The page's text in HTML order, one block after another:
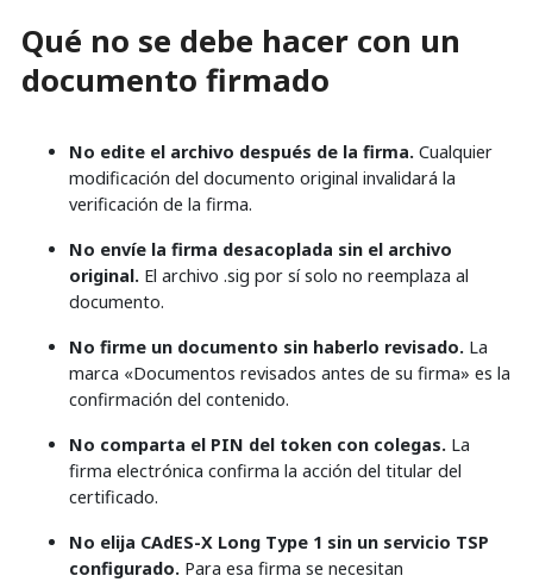
Qué no se debe hacer con un
documento firmado
No edite el archivo después de la firma. Cualquier
modificación del documento original invalidará la
verificación de la firma.
No envíe la firma desacoplada sin el archivo
original. El archivo .sig por sí solo no reemplaza al
documento.
No firme un documento sin haberlo revisado. La
marca «Documentos revisados antes de su firma» es la
confirmación del contenido.
No comparta el PIN del token con colegas. La
firma electrónica confirma la acción del titular del
certificado.
No elija CAdES-X Long Type 1 sin un servicio TSP
configurado. Para esa firma se necesitan